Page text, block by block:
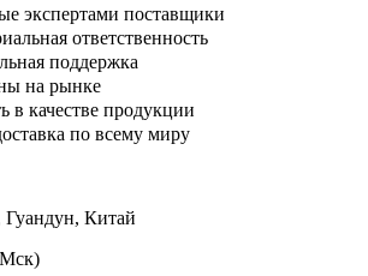
экспертами поставщики
ответственность
поддержка
на рынке
в качестве продукции
по всему миру
Китай